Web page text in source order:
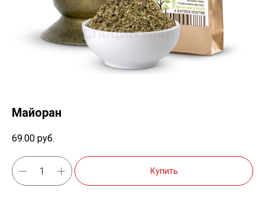
Майоран
69.00 руб.
Купить